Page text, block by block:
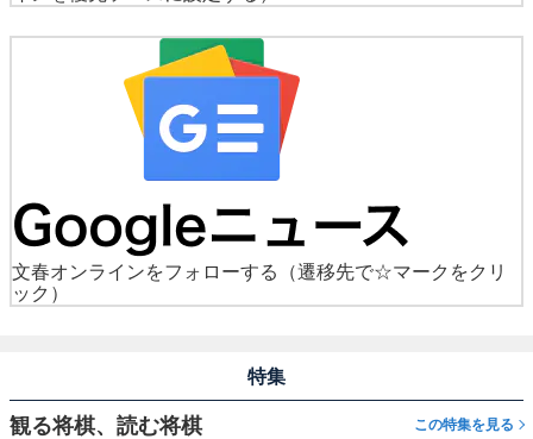
文春オンラインをフォローする
（遷移先で☆マークをクリ
ック）
特集
観る将棋、読む将棋 この特集を見る